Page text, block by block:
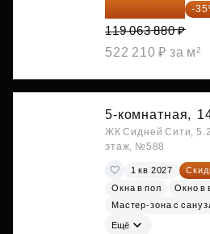
77 391 522 ₽ -
119 063 880 ₽
522 210 ₽ за м²
5-комнатная,
ЖК Сидней Сити, 5.2
этаж, №588
1 кв 2027
Окна в пол
Окно в
Мастер-зона с
Ещё